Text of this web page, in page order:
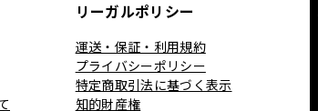
リーガルポリシー
運送・保証・利用規約
プライバシーポリシー
特定商取引法に基づく表示
知的財産権